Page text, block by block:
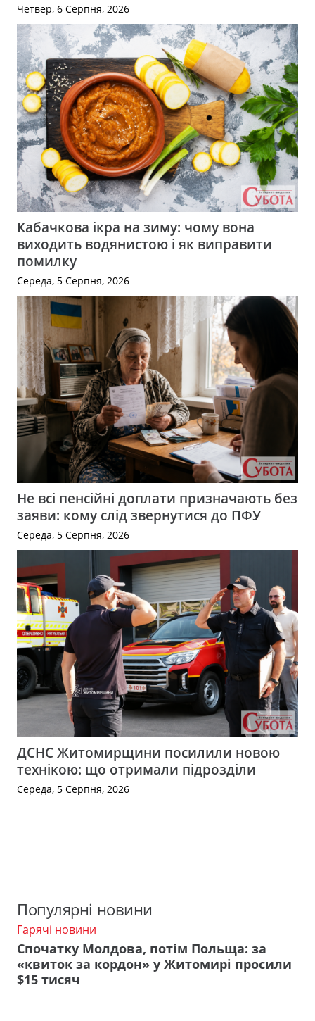
Четвер, 6 Серпня, 2026
Кабачкова ікра на зиму: чому вона
виходить водянистою і як виправити
помилку
Середа, 5 Серпня, 2026
Не всі пенсійні доплати призначають без
заяви: кому слід звернутися до ПФУ
Середа, 5 Серпня, 2026
ДСНС Житомирщини посилили новою
технікою: що отримали підрозділи
Середа, 5 Серпня, 2026
Популярні новини
Гарячі новини
Спочатку Молдова, потім Польща: за
«квиток за кордон» у Житомирі просили
$15 тисяч